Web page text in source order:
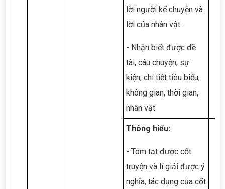
lời người kể chuyện và
lời của nhân vật.
- Nhận biết được đề
tài, câu chuyện, sự
kiện, chi tiết tiêu biểu,
không gian, thời gian,
nhân vật.
Thông hiểu:
- Tóm tắt được cốt
truyện và lí giải được ý
nghĩa, tác dụng của cốt